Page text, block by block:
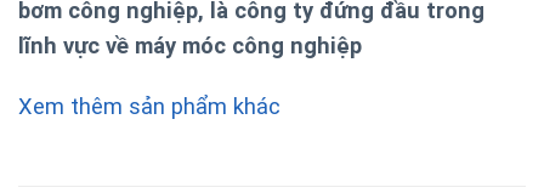
bơm công nghiệp, là công ty đứng đầu trong
lĩnh vực về máy móc công nghiệp
Xem thêm sản phẩm khác